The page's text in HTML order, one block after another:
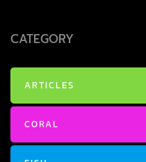
CATEGORY
ARTICLES
CORAL